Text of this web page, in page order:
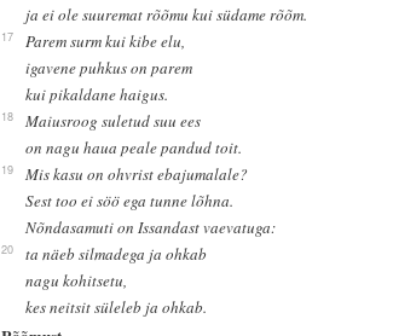
ja ei ole suuremat rõõmu kui südame rõõm.
17
Parem surm kui kibe elu,
igavene puhkus on parem
kui pikaldane haigus.
18
Maiusroog suletud suu ees
on nagu haua peale pandud toit.
19
Mis kasu on ohvrist ebajumalale?
Sest too ei söö ega tunne lõhna.
Nõndasamuti on Issandast vaevatuga:
20
ta näeb silmadega ja ohkab
nagu kohitsetu,
kes neitsit süleleb ja ohkab.